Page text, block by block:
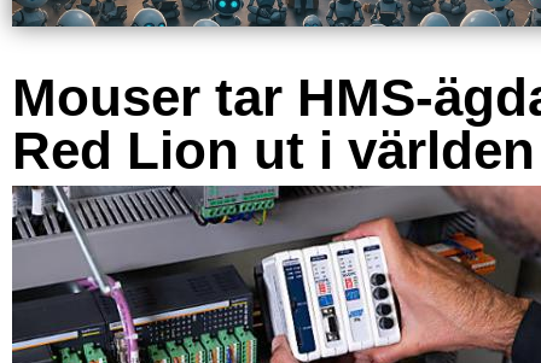
Mouser tar HMS-
Red Lion ut i världen